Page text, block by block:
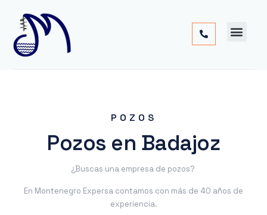
POZOS
Pozos en Badajoz
¿Buscas una empresa de pozos?
En Montenegro Expersa contamos con más de 40 años de
experiencia.